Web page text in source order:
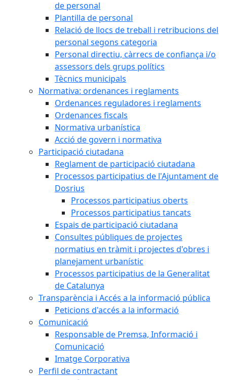
de personal
Plantilla de personal
Relació de llocs de treball i retribucions del
personal segons categoria
Personal directiu, càrrecs de confiança i/o
assessors dels grups polítics
Tècnics municipals
Normativa: ordenances i reglaments
Ordenances reguladores i reglaments
Ordenances fiscals
Normativa urbanística
Acció de govern i normativa
Participació ciutadana
Reglament de participació ciutadana
Processos participatius de l'Ajuntament de
Dosrius
Processos participatius oberts
Processos participatius tancats
Espais de participació ciutadana
Consultes públiques de projectes
normatius en tràmit i projectes d'obres i
planejament urbanístic
Processos participatius de la Generalitat
de Catalunya
Transparència i Accés a la informació pública
Peticions d'accés a la informació
Comunicació
Responsable de Premsa, Informació i
Comunicació
Imatge Corporativa
Perfil de contractant